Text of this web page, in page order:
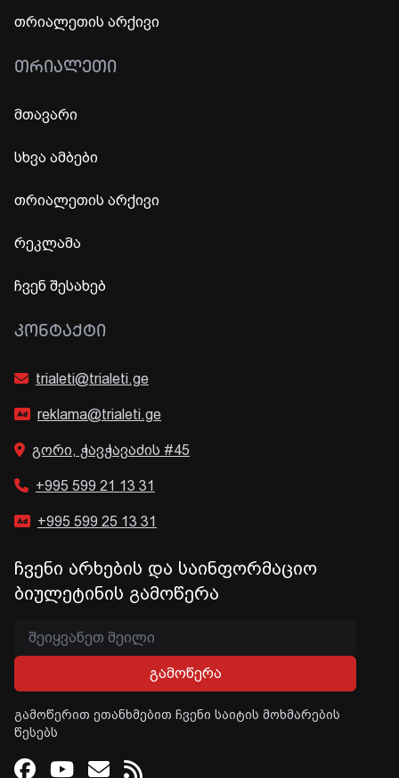
თრიალეთის არქივი
ᲗᲠᲘᲐᲚᲔᲗᲘ
მთავარი
სხვა ამბები
თრიალეთის არქივი
რეკლამა
ჩვენ შესახებ
ᲙᲝᲜᲢᲐᲥᲢᲘ
trialeti@trialeti.ge
reklama@trialeti.ge
გორი, ჭავჭავაძის #45
+995 599 21 13 31
+995 599 25 13 31
ჩვენი არხების და საინფორმაციო
ბიულეტინის გამოწერა
გამოწერა
გამოწერით ეთანხმებით ჩვენი საიტის მოხმარების
წესებს
Facebook
Youtube
Email
RSS